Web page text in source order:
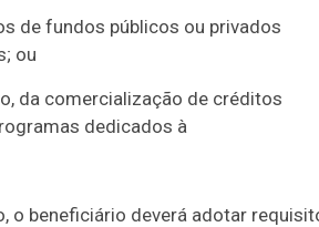
de fundos públicos ou privados
ou
da comercialização de créditos
dedicados à
o beneficiário deverá adotar